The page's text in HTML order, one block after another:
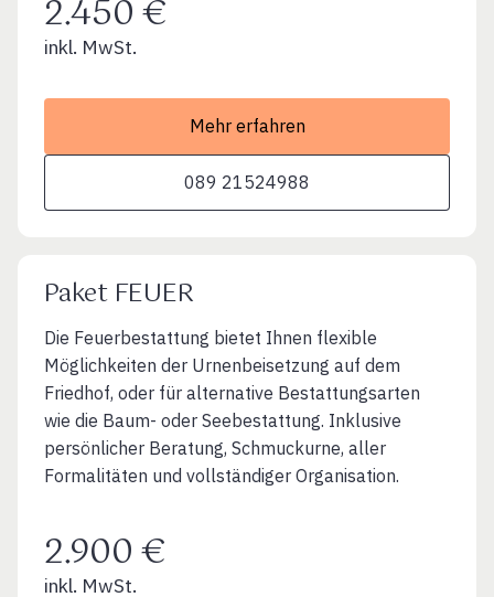
2.450 €
inkl. MwSt.
Mehr erfahren
089 21524988
Paket FEUER
Die Feuerbestattung bietet Ihnen flexible
Möglichkeiten der Urnenbeisetzung auf dem
Friedhof, oder für alternative Bestattungsarten
wie die Baum- oder Seebestattung. Inklusive
persönlicher Beratung, Schmuckurne, aller
Formalitäten und vollständiger Organisation.
2.900 €
inkl. MwSt.